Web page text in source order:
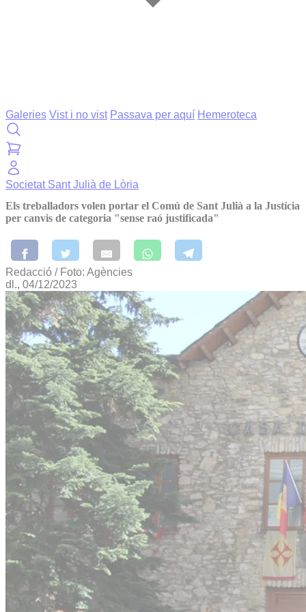
Galeries Vist i no vist Passava per aquí Hemeroteca
Societat Sant Julià de Lòria
Els treballadors volen portar el Comú de Sant Julià a la Justícia
per canvis de categoria "sense raó justificada"
Redacció / Foto: Agències
dl., 04/12/2023